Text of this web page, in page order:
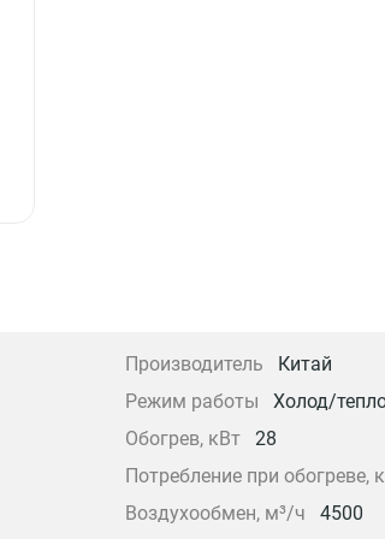
Производитель
Китай
Режим работы
Холод/
Обогрев, кВт
28
Потребление при обогреве,
Воздухообмен, м³/ч
4500